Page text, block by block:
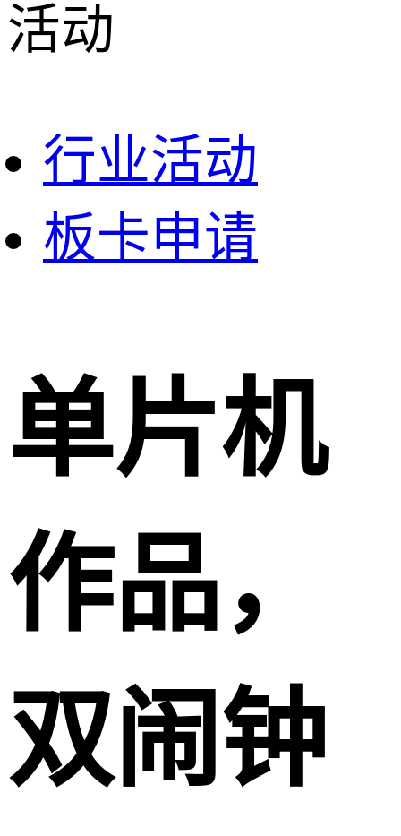
活动
行业活动
板卡申请
单片机
作品，
双闹钟